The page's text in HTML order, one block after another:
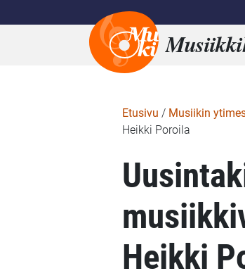
Etusivu / Musiikin
Heikki Poroila
Heikki